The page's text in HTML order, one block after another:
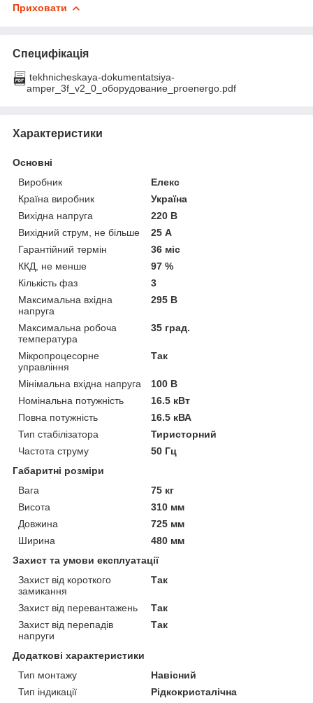
Приховати
Специфікація
tekhnicheskaya-dokumentatsiya-
amper_3f_v2_0_оборудование_proenergo.pdf
Характеристики
Основні
Виробник
Елекс
Країна виробник
Україна
Вихідна напруга
220 В
Вихідний струм, не більше
25 А
Гарантійний термін
36 міс
ККД, не менше
97 %
Кількість фаз
3
Максимальна вхідна
напруга
295 В
Максимальна робоча
температура
35 град.
Мікропроцесорне
управління
Так
Мінімальна вхідна напруга
100 В
Номінальна потужність
16.5 кВт
Повна потужність
16.5 кВА
Тип стабілізатора
Тиристорний
Частота струму
50 Гц
Габаритні розміри
Вага
75 кг
Висота
310 мм
Довжина
725 мм
Ширина
480 мм
Захист та умови експлуатації
Захист від короткого
замикання
Так
Захист від перевантажень
Так
Захист від перепадів
напруги
Так
Додаткові характеристики
Тип монтажу
Навісний
Тип індикації
Рідкокристалічна